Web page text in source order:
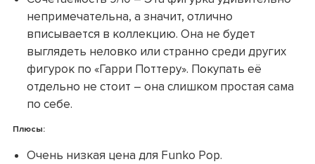
непримечательна, а значит, отлично
вписывается в коллекцию. Она не будет
выглядеть неловко или странно среди других
фигурок по «Гарри Поттеру». Покупать её
отдельно не стоит – она слишком простая сама
по себе.
Плюсы:
Очень низкая цена для Funko Pop.